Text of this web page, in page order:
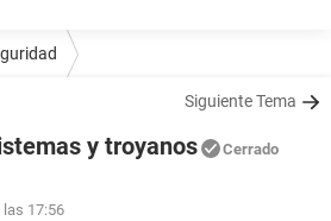
Siguiente Tema
y troyanos Cerrado
las 17:56